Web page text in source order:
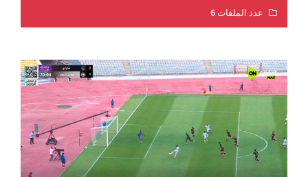
عدد الملفات 6